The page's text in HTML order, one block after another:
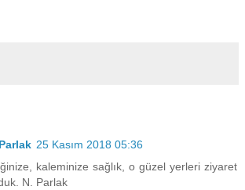
25 Kasım 2018 05:36
kaleminize sağlık, o güzel yerleri ziyaret
N. Parlak